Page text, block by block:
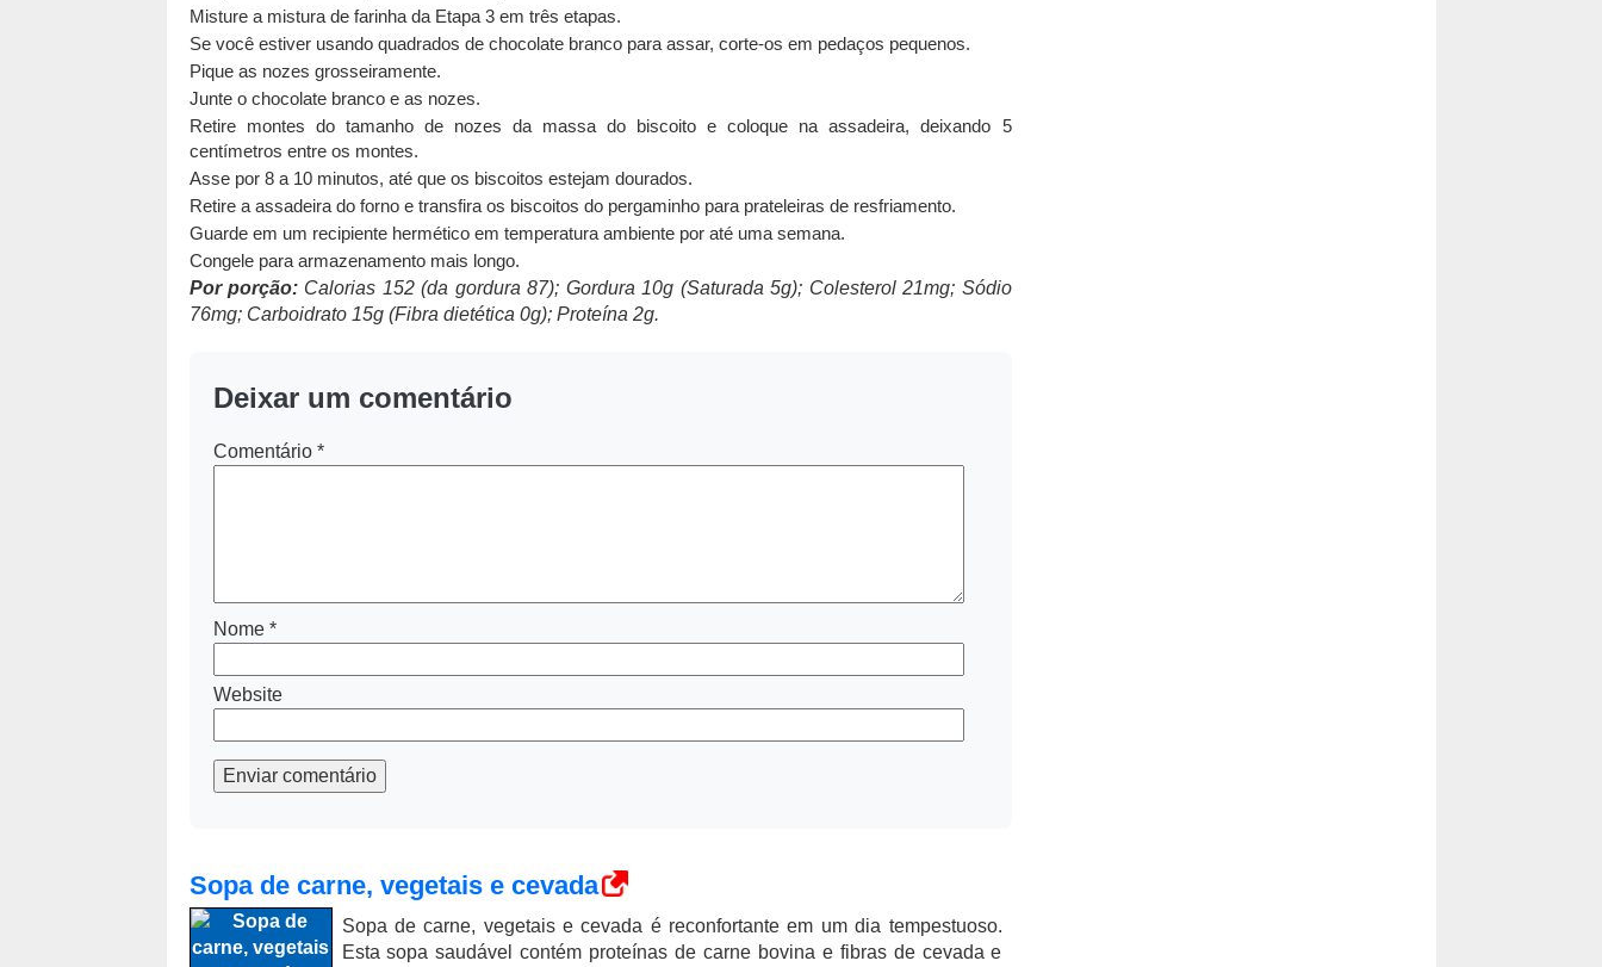
Misture a mistura de farinha da Etapa 3 em três etapas.
Se você estiver usando quadrados de chocolate branco para assar, corte-os em pedaços pequenos.
Pique as nozes grosseiramente.
Junte o chocolate branco e as nozes.
Retire montes do tamanho de nozes da massa do biscoito e coloque na assadeira, deixando 5
centímetros entre os montes.
Asse por 8 a 10 minutos, até que os biscoitos estejam dourados.
Retire a assadeira do forno e transfira os biscoitos do pergaminho para prateleiras de resfriamento.
Guarde em um recipiente hermético em temperatura ambiente por até uma semana.
Congele para armazenamento mais longo.
Por porção:Calorias 152 (da gordura 87); Gordura 10g (Saturada 5g); Colesterol 21mg; Sódio
76mg; Carboidrato 15g (Fibra dietética 0g); Proteína 2g.
Deixar um comentário
Comentário *
Nome *
Website
Enviar comentário
Sopa de carne, vegetais e cevada
Sopa de carne, vegetais e cevada é reconfortante em um dia tempestuoso.
Esta sopa saudável contém proteínas de carne bovina e fibras de cevada e